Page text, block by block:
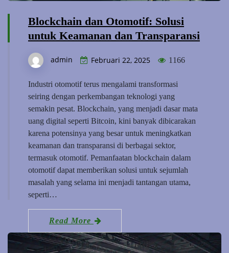
Blockchain dan Otomotif: Solusi
untuk Keamanan dan Transparansi
admin Februari 22, 2025 1166
Industri otomotif terus mengalami transformasi
seiring dengan perkembangan teknologi yang
semakin pesat. Blockchain, yang menjadi dasar mata
uang digital seperti Bitcoin, kini banyak dibicarakan
karena potensinya yang besar untuk meningkatkan
keamanan dan transparansi di berbagai sektor,
termasuk otomotif. Pemanfaatan blockchain dalam
otomotif dapat memberikan solusi untuk sejumlah
masalah yang selama ini menjadi tantangan utama,
seperti…
Read More